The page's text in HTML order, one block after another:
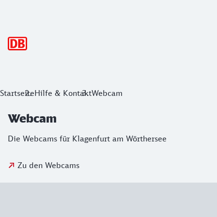
StartseiteHilfe & KontaktWebcam
Webcam
Die Webcams für Klagenfurt am Wörthersee
Zu den Webcams